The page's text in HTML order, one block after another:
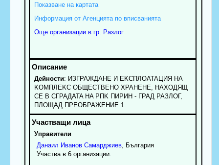
Показване на картата
Информация от Агенцията по вписванията
Още организации в гр. Разлог
Дейности: ИЗГPAЖДAHE И EKCПЛOATAЦИЯ HA
KOMПЛEKC OБЩECTBEHO XPAHEHE, HAXOДЯЩ
CE B CГPAДATA HA PПK ПИPИH - ГPAД PAЗЛOГ,
ПЛOЩAД ПPEOБPAЖEHИE 1.
Управители
Данаил Иванов Самарджиев, България
Участва в 6 организации.